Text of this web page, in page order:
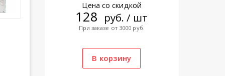
Цена со скидкой
128 руб. / шт
При заказе от 3000 руб.